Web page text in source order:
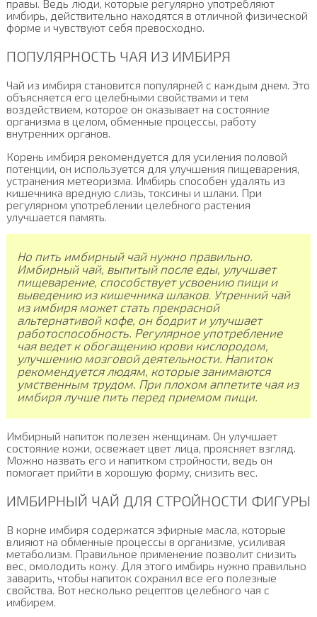
правы. Ведь люди, которые регулярно употребляют
имбирь, действительно находятся в отличной физической
форме и чувствуют себя превосходно.
ПОПУЛЯРНОСТЬ ЧАЯ ИЗ ИМБИРЯ
Чай из имбиря становится популярней с каждым днем. Это
объясняется его целебными свойствами и тем
воздействием, которое он оказывает на состояние
организма в целом, обменные процессы, работу
внутренних органов.
Корень имбиря рекомендуется для усиления половой
потенции, он используется для улучшения пищеварения,
устранения метеоризма. Имбирь способен удалять из
кишечника вредную слизь, токсины и шлаки. При
регулярном употреблении целебного растения
улучшается память.
Но пить имбирный чай нужно правильно.
Имбирный чай, выпитый после еды, улучшает
пищеварение, способствует усвоению пищи и
выведению из кишечника шлаков. Утренний чай
из имбиря может стать прекрасной
альтернативой кофе, он бодрит и улучшает
работоспособность. Регулярное употребление
чая ведет к обогащению крови кислородом,
улучшению мозговой деятельности. Напиток
рекомендуется людям, которые занимаются
умственным трудом. При плохом аппетите чая из
имбиря лучше пить перед приемом пищи.
Имбирный напиток полезен женщинам. Он улучшает
состояние кожи, освежает цвет лица, проясняет взгляд.
Можно назвать его и напитком стройности, ведь он
помогает прийти в хорошую форму, снизить вес.
ИМБИРНЫЙ ЧАЙ ДЛЯ СТРОЙНОСТИ ФИГУРЫ
В корне имбиря содержатся эфирные масла, которые
влияют на обменные процессы в организме, усиливая
метаболизм. Правильное применение позволит снизить
вес, омолодить кожу. Для этого имбирь нужно правильно
заварить, чтобы напиток сохранил все его полезные
свойства. Вот несколько рецептов целебного чая с
имбирем.